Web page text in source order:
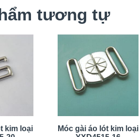
tương tự
kim loại
Móc gài áo lót kim loại